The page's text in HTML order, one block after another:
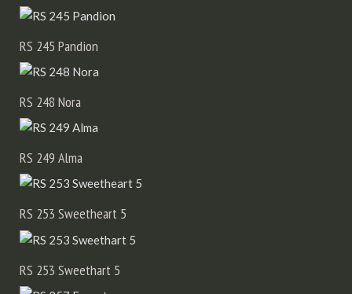
RS 245 Pandion
RS 248 Nora
RS 249 Alma
RS 253 Sweetheart 5
RS 253 Sweethart 5